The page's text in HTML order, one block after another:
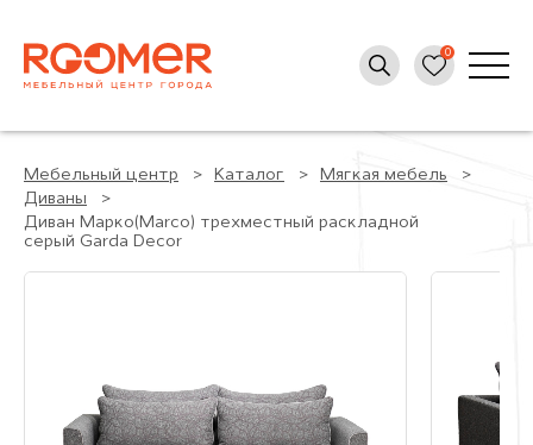
Мебельный центр Каталог
Мягкая мебель
Диваны
Диван Марко(Marco) трехместный раскладной
серый Garda Decor